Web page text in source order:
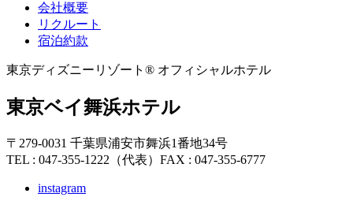
会社概要
リクルート
宿泊約款
東京ディズニーリゾート® オフィシャルホテル
東京ベイ舞浜ホテル
〒279-0031 千葉県浦安市舞浜1番地34号
TEL : 047-355-1222（代表） FAX : 047-355-6777
instagram